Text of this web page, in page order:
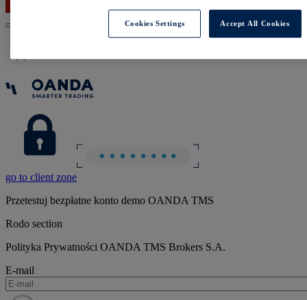
go to client zone
Przetestuj bezpłatne konto demo OANDA TMS
Rodo section
Polityka Prywatności OANDA TMS Brokers S.A.
E-mail
Cookies Settings Accept All Cookies